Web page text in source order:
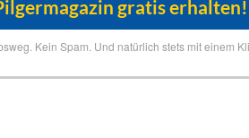
Kein Spam. Und natürlich stets mit einem